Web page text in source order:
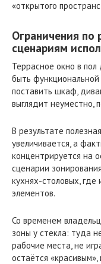
«открытого
Ограничения по
сценариям
Террасное окно в пол
быть
поставить шкаф,
выглядит неуместно,
В результате
увеличивается, а
концентрируется на
сценарии
кухнях-столовых,
элементов.
Со временем
зоны у стекла: туда
рабочие места, не
остаётся